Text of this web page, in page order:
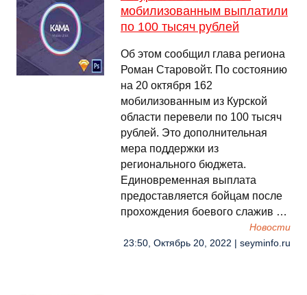
мобилизованным выплатили
по 100 тысяч рублей
Об этом сообщил глава региона
Роман Старовойт. По состоянию
на 20 октября 162
мобилизованным из Курской
области перевели по 100 тысяч
рублей. Это дополнительная
мера поддержки из
регионального бюджета.
Единовременная выплата
предоставляется бойцам после
прохождения боевого слажив …
Новости
23:50, Октябрь 20, 2022 | seyminfo.ru